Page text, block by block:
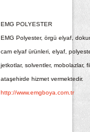
EMG POLYESTER
EMG Polyester, örgü elyaf,
cam elyaf ürünleri, elyaf,
jetkotlar, solventler, mobolazlar,
ataşehirde hizmet vermektedir.
http://www.emgboya.com.tr